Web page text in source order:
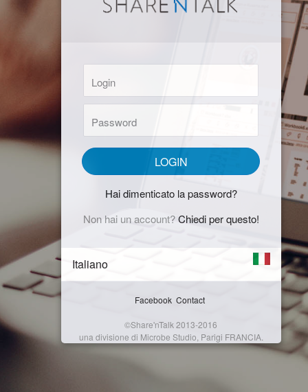
LOGIN
Hai dimenticato la password?
Non hai un account?Chiedi per questo!
Italiano
Facebook Contact
©Share'nTalk 2013-2016
una divisione di Microbe Studio, Parigi FRANCIA.